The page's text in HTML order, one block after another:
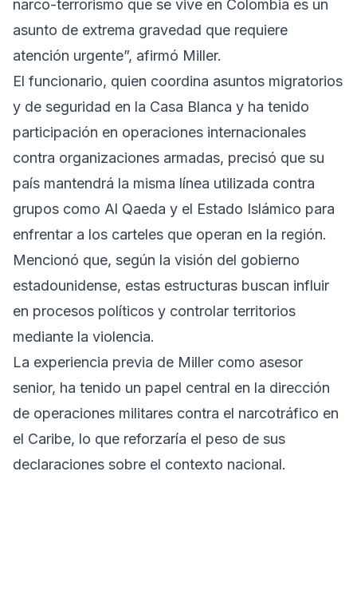
narco-terrorismo que se vive en Colombia es un
asunto de extrema gravedad que requiere
atención urgente”, afirmó Miller.
El funcionario, quien coordina asuntos migratorios
y de seguridad en la Casa Blanca y ha tenido
participación en operaciones internacionales
contra organizaciones armadas, precisó que su
país mantendrá la misma línea utilizada contra
grupos como Al Qaeda y el Estado Islámico para
enfrentar a los carteles que operan en la región.
Mencionó que, según la visión del gobierno
estadounidense, estas estructuras buscan influir
en procesos políticos y controlar territorios
mediante la violencia.
La experiencia previa de Miller como asesor
senior, ha tenido un papel central en la dirección
de operaciones militares contra el narcotráfico en
el Caribe, lo que reforzaría el peso de sus
declaraciones sobre el contexto nacional.